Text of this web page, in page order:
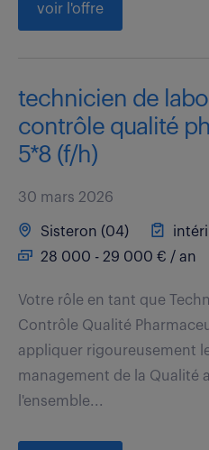
voir l'offre
technicien de
contrôle qualité
5*8 (f/h)
30 mars 2026
Sisteron (04)
28 000 - 29 000 € / an
Votre rôle en tant que
Contrôle Qualité
appliquer rigoureusement
management de la Qualité
l'ensemble...